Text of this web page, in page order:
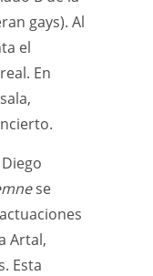
gays). Al
el
En
se
Artal,
Esta